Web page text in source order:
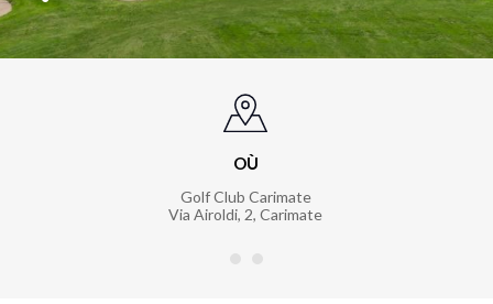
OÙ
Golf Club Carimate
Via Airoldi, 2, Carimate